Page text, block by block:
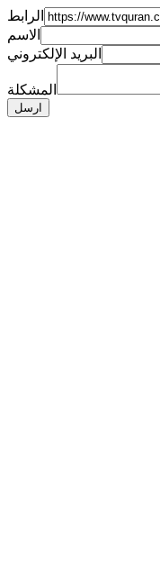
الرابط
الاسم
البريد الإلكتروني
المشكلة
ارسل